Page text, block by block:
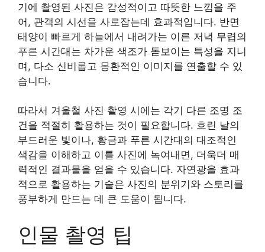
기에 촬영된 사진은 감성적이고 따뜻한 느낌을 주
어, 관객의 시선을 사로잡는데 효과적입니다. 반면
태양이 빠르게 하늘에서 내려가는 이른 저녁 무렵의
푸른 시간대는 차가운 색조가 돋보이는 특성을 지니
며, 다소 신비롭고 몽환적인 이미지를 연출할 수 있
습니다.
따라서 겨울철 사진 촬영 시에는 각기 다른 조명 조
건을 적절히 활용하는 것이 필요합니다. 흐린 날의
부드러운 빛이나, 황금과 푸른 시간대의 대조적인
색감을 이해하고 이를 사진에 녹여내면, 더욱더 매
력적인 결과물을 얻을 수 있습니다. 자연광을 효과
적으로 활용하는 기술은 사진의 분위기와 스토리를
풍부하게 만드는 데 큰 도움이 됩니다.
인물 촬영 팁